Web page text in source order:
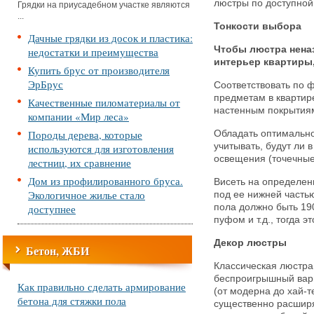
Грядки на приусадебном участке являются
...
Дачные грядки из досок и пластика:
недостатки и преимущества
Купить брус от производителя
ЭрБрус
Качественные пиломатериалы от
компании «Мир леса»
Породы дерева, которые
используются для изготовления
лестниц, их сравнение
Дом из профилированного бруса.
Экологичное жилье стало
доступнее
Бетон, ЖБИ
Как правильно сделать армирование
бетона для стяжки пола
люстры по
Тонкости выбора
Чтобы люстра
интерьер
Соответствовать по
предметам в
настенным
Обладать
учитывать, будут ли
освещения
Висеть на
под ее нижней
пола должно быть
пуфом и т.д., тогда
Декор люстры
Классическая
беспроигрышный
(от модерна до хай-
существенно